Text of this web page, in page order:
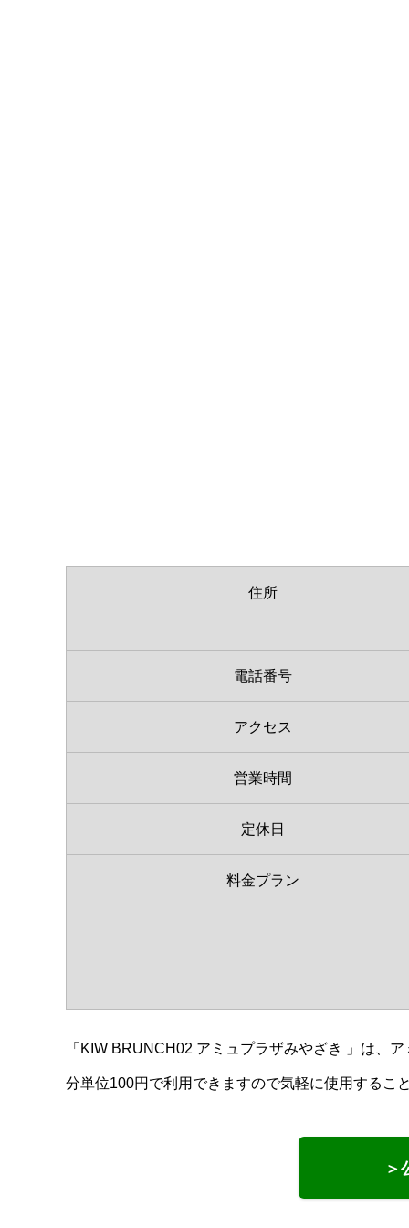
住所
電話番号
アクセス
営業時間
定休日
料金プラン
「KIW BRUNCH02 アミュプラザみやざき 」は、
分単位100円で利用できますので気軽に使用するこ
＞